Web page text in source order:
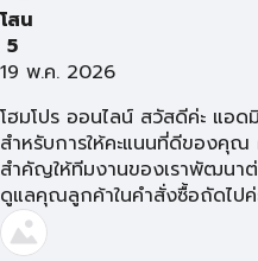
โสน
5
19 พ.ค. 2026
โฮมโปร ออนไลน์ สวัสดีค่ะ แอ
สำหรับการให้คะแนนที่ดีของคุ
สำคัญให้ทีมงานของเราพัฒนาต่
ดูแลคุณลูกค้าในคำสั่งซื้อถัดไปค่